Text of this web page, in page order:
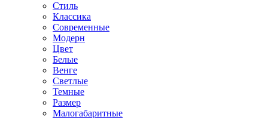
Стиль
Классика
Современные
Модерн
Цвет
Белые
Венге
Светлые
Темные
Размер
Малогабаритные